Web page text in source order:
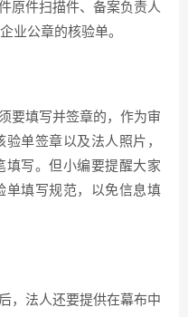
件扫描件、备案负责人
业公章的核验单。
填写并签章的，作为审
单签章以及法人照片，
填写。但小编要提醒大家
单填写规范，以免信息填
法人还要提供在幕布中